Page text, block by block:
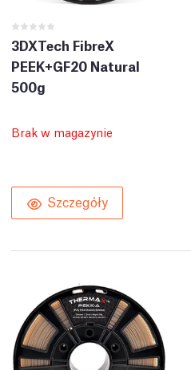
3DXTech FibreX
PEEK+GF20 Natural
500g
Brak w magazynie
Szczegóły